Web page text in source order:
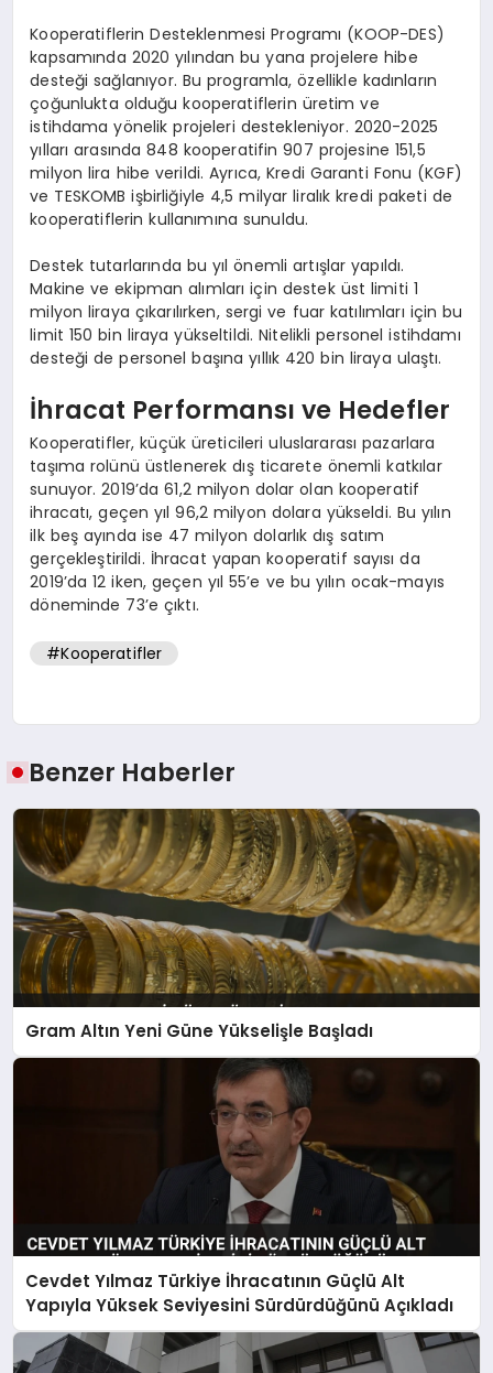
Kooperatiflerin Desteklenmesi Programı (KOOP-DES)
kapsamında 2020 yılından bu yana projelere hibe
desteği sağlanıyor. Bu programla, özellikle kadınların
çoğunlukta olduğu kooperatiflerin üretim ve
istihdama yönelik projeleri destekleniyor. 2020-2025
yılları arasında 848 kooperatifin 907 projesine 151,5
milyon lira hibe verildi. Ayrıca, Kredi Garanti Fonu (KGF)
ve TESKOMB işbirliğiyle 4,5 milyar liralık kredi paketi de
kooperatiflerin kullanımına sunuldu.
Destek tutarlarında bu yıl önemli artışlar yapıldı.
Makine ve ekipman alımları için destek üst limiti 1
milyon liraya çıkarılırken, sergi ve fuar katılımları için bu
limit 150 bin liraya yükseltildi. Nitelikli personel istihdamı
desteği de personel başına yıllık 420 bin liraya ulaştı.
İhracat Performansı ve Hedefler
Kooperatifler, küçük üreticileri uluslararası pazarlara
taşıma rolünü üstlenerek dış ticarete önemli katkılar
sunuyor. 2019’da 61,2 milyon dolar olan kooperatif
ihracatı, geçen yıl 96,2 milyon dolara yükseldi. Bu yılın
ilk beş ayında ise 47 milyon dolarlık dış satım
gerçekleştirildi. İhracat yapan kooperatif sayısı da
2019’da 12 iken, geçen yıl 55’e ve bu yılın ocak-mayıs
döneminde 73’e çıktı.
#Kooperatifler
Benzer Haberler
Gram Altın Yeni Güne Yükselişle Başladı
Cevdet Yılmaz Türkiye İhracatının Güçlü Alt
Yapıyla Yüksek Seviyesini Sürdürdüğünü Açıkladı